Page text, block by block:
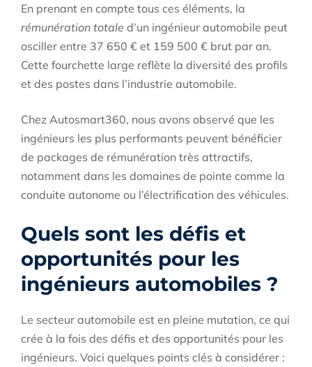
En prenant en compte tous ces éléments, la
rémunération totale d’un ingénieur automobile peut
osciller entre 37 650 € et 159 500 € brut par an.
Cette fourchette large reflète la diversité des profils
et des postes dans l’industrie automobile.
Chez Autosmart360, nous avons observé que les
ingénieurs les plus performants peuvent bénéficier
de packages de rémunération très attractifs,
notamment dans les domaines de pointe comme la
conduite autonome ou l’électrification des véhicules.
Quels sont les défis et
opportunités pour les
ingénieurs automobiles ?
Le secteur automobile est en pleine mutation, ce qui
crée à la fois des défis et des opportunités pour les
ingénieurs. Voici quelques points clés à considérer :